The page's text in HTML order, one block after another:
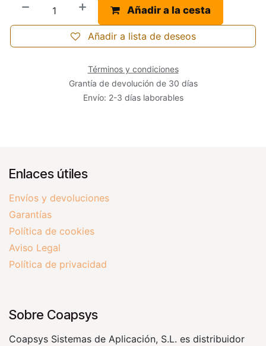
Añadir a la cesta
Añadir a lista de deseos
Términos y condiciones
Grantía de devolución de 30 días
Envío: 2-3 días laborables
Enlaces útiles
Envíos y devoluciones
Garantías
Política de cookies
Aviso Legal
Política de privacidad
Sobre Coapsys
Coapsys Sistemas de Aplicación, S.L. es distribuidor